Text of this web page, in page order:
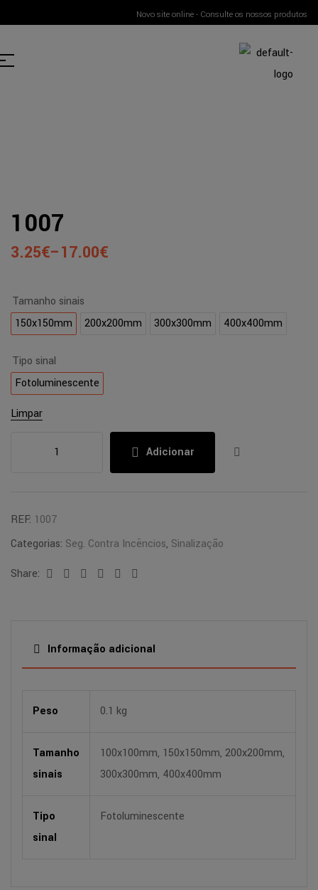
Novo site online - Consulte os nossos produtos
1007
3.25€–17.00€
Tamanho sinais
150x150mm
200x200mm 300x300mm 400x400mm
Tipo sinal
Fotoluminescente
Limpar
Adicionar
REF: 1007
Categorias: Seg. Contra Incêncios, Sinalização
Share:
Facebook
TwitterLinkedinGoogle+Pinterest
Informação adicional
Peso 0.1 kg
Tamanho
sinais
100x100mm, 150x150mm, 200x200mm,
300x300mm, 400x400mm
Tipo
sinal
Fotoluminescente